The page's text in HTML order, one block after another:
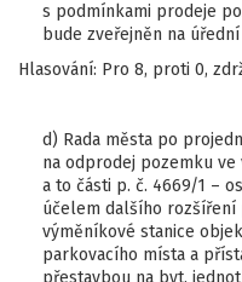
s podmínkami prodeje
bude zveřejněn na
Hlasování: Pro 8, proti 0,
d) Rada města po
na odprodej pozemku ve
a to části p. č. 4669/1 –
účelem dalšího
výměníkové stanice
parkovacího místa a
přestavbou na byt.